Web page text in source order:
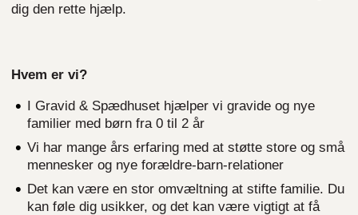
dig den rette hjælp.
Hvem er vi?
I Gravid & Spædhuset hjælper vi gravide og nye
familier med børn fra 0 til 2 år
Vi har mange års erfaring med at støtte store og små
mennesker og nye forældre-barn-relationer
Det kan være en stor omvæltning at stifte familie. Du
kan føle dig usikker, og det kan være vigtigt at få